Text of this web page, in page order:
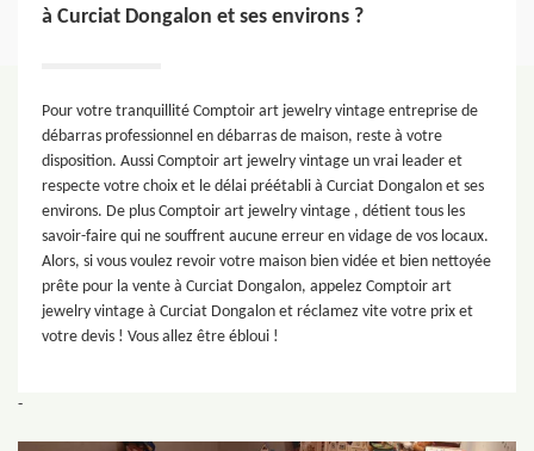
à Curciat Dongalon et ses environs ?
Pour votre tranquillité Comptoir art jewelry vintage entreprise de
débarras professionnel en débarras de maison, reste à votre
disposition. Aussi Comptoir art jewelry vintage un vrai leader et
respecte votre choix et le délai préétabli à Curciat Dongalon et ses
environs. De plus Comptoir art jewelry vintage , détient tous les
savoir-faire qui ne souffrent aucune erreur en vidage de vos locaux.
Alors, si vous voulez revoir votre maison bien vidée et bien nettoyée
prête pour la vente à Curciat Dongalon, appelez Comptoir art
jewelry vintage à Curciat Dongalon et réclamez vite votre prix et
votre devis ! Vous allez être ébloui !
-